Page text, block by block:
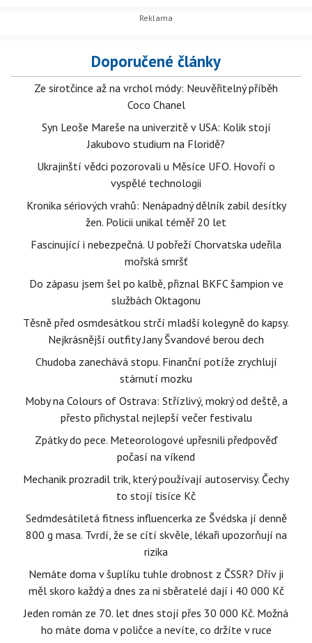
Doporučené články
Ze sirotčince až na vrchol módy: Neuvěřitelný příběh
Coco Chanel
Syn Leoše Mareše na univerzitě v USA: Kolik stojí
Jakubovo studium na Floridě?
Ukrajinští vědci pozorovali u Měsíce UFO. Hovoří o
vyspělé technologii
Kronika sériových vrahů: Nenápadný dělník zabil desítky
žen. Policii unikal téměř 20 let
Fascinující i nebezpečná. U pobřeží Chorvatska udeřila
mořská smršť
Do zápasu jsem šel po kalbě, přiznal BKFC šampion ve
službách Oktagonu
Těsně před osmdesátkou strčí mladší kolegyně do kapsy.
Nejkrásnější outfity Jany Švandové berou dech
Chudoba zanechává stopu. Finanční potíže zrychlují
stárnutí mozku
Moby na Colours of Ostrava: Střízlivý, mokrý od deště, a
přesto přichystal nejlepší večer festivalu
Zpátky do pece. Meteorologové upřesnili předpověď
počasí na víkend
Mechanik prozradil trik, který používají autoservisy. Čechy
to stojí tisíce Kč
Sedmdesátiletá fitness influencerka ze Švédska jí denně
800 g masa. Tvrdí, že se cítí skvěle, lékaři upozorňují na
rizika
Nemáte doma v šuplíku tuhle drobnost z ČSSR? Dřív ji
měl skoro každý a dnes za ni sběratelé dají i 40 000 Kč
Jeden román ze 70. let dnes stojí přes 30 000 Kč. Možná
ho máte doma v poličce a nevíte, co držíte v ruce